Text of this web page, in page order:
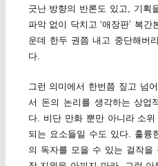
긋난 방향의 반론도 있고, 기획
파악 없이 닥치고 ‘애장판’ 복
운데 한두 권쯤 내고 중단해버
다.
그런 의미에서 한번쯤 짚고 넘
서 돈의 논리를 생각하는 상업
다. 비단 만화 뿐만 아니라 소위
되는 요소들일 수도 있다. 훌륭
의 독자를 모을 수 있는 걸작